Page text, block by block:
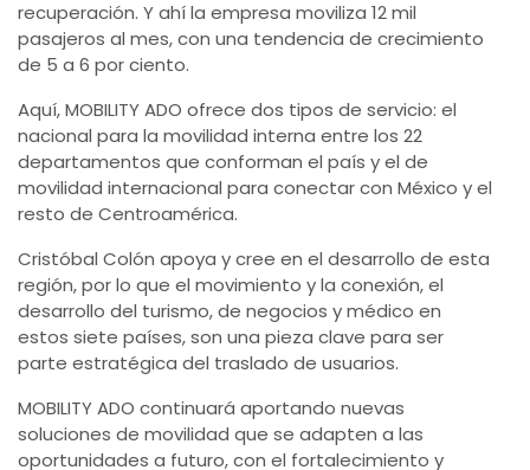
recuperación. Y ahí la empresa moviliza 12 mil
pasajeros al mes, con una tendencia de crecimiento
de 5 a 6 por ciento.
Aquí, MOBILITY ADO ofrece dos tipos de servicio: el
nacional para la movilidad interna entre los 22
departamentos que conforman el país y el de
movilidad internacional para conectar con México y el
resto de Centroamérica.
Cristóbal Colón apoya y cree en el desarrollo de esta
región, por lo que el movimiento y la conexión, el
desarrollo del turismo, de negocios y médico en
estos siete países, son una pieza clave para ser
parte estratégica del traslado de usuarios.
MOBILITY ADO continuará aportando nuevas
soluciones de movilidad que se adapten a las
oportunidades a futuro, con el fortalecimiento y